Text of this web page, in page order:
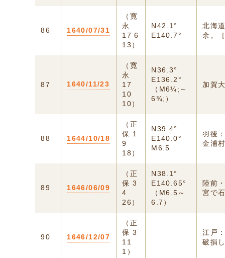
86 1640/07/31
（寛
永
17 6
13）
N42.1°
E140.7°
北海
余。
87 1640/11/23
（寛
永
17
10
10）
N36.3°
E136.2°
（M6¼;～
6¾;）
加賀
88 1644/10/18
（正
保 1
9
18）
N39.4°
E140.0°
M6.5
羽後
金浦
89 1646/06/09
（正
保 3
4
26）
N38.1°
E140.65°
（M6.5～
6.7）
陸前
宮で
90 1646/12/07
（正
保 3
11
1）
江戸
破損